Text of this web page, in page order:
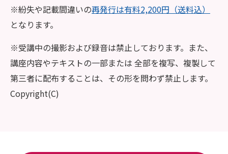
※紛失や記載間違いの再発行は有料2,200円（送料込）
となります。
※受講中の撮影および録音は禁止しております。また、
講座内容やテキストの一部または 全部を複写、複製して
第三者に配布することは、その形を問わず禁止します。
Copyright(C)